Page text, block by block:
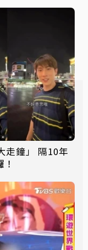
走鐘」 隔10年